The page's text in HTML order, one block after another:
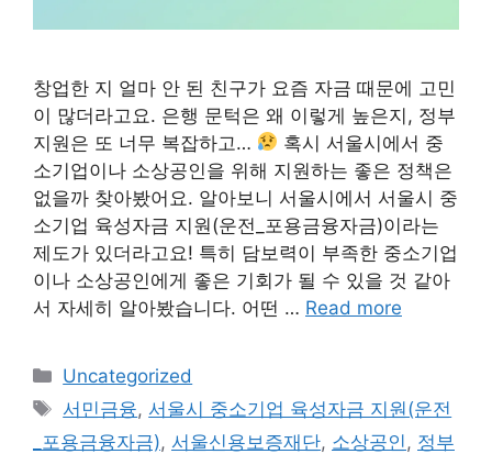
창업한 지 얼마 안 된 친구가 요즘 자금 때문에 고민
이 많더라고요. 은행 문턱은 왜 이렇게 높은지, 정부
지원은 또 너무 복잡하고…
혹시 서울시에서 중
소기업이나 소상공인을 위해 지원하는 좋은 정책은
없을까 찾아봤어요. 알아보니 서울시에서 서울시 중
소기업 육성자금 지원(운전_포용금융자금)이라는
제도가 있더라고요! 특히 담보력이 부족한 중소기업
이나 소상공인에게 좋은 기회가 될 수 있을 것 같아
서 자세히 알아봤습니다. 어떤 … Read more
Categories
Uncategorized
Tags
서민금융, 서울시 중소기업 육성자금 지원(운전
_포용금융자금), 서울신용보증재단, 소상공인 , 정부